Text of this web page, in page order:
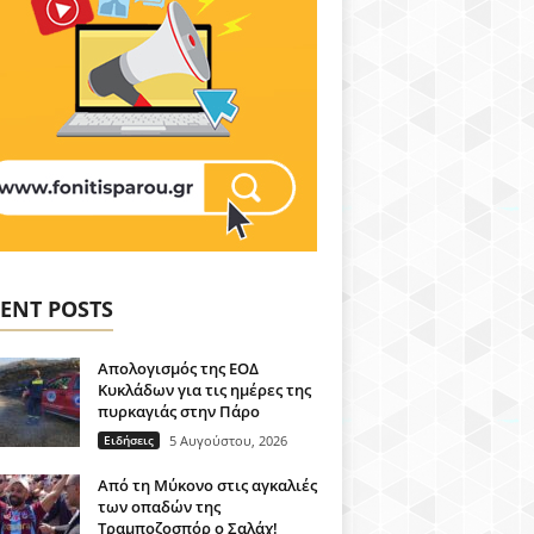
POSTS
Απολογισμός της ΕΟΔ
Κυκλάδων για τις ημέρες της
πυρκαγιάς στην Πάρο
Ειδήσεις 5 Αυγούστου, 2026
Από τη Μύκονο στις αγκαλιές
των οπαδών της
Τραμποζοσπόρ ο Σαλάχ!